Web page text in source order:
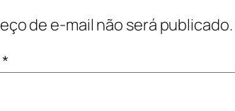
de e-mail não será publicado.
*